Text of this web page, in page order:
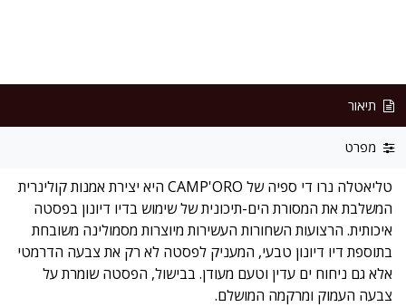
תיאור
מפרט
טליאטלה נרו די ספיה של CAMP'ORO היא יצירת אמנות קולינרית
המשלבת את המסורת הים-תיכונית של שימוש בדיו דיונון בפסטה
איכותית. הרצועות השחורות העשירות מיוצרות מסמולינה משובחת
בתוספת דיו דיונון טבעי, המעניק לפסטה לא רק את צבעה הדרמטי
אלא גם ניחוח ים עדין וטעם מעודן. בבישול, הפסטה שומרת על
צבעה העמוק ומרקמה המושלם.